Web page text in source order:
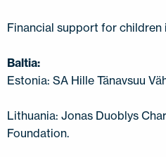
Financial support for children
Baltia:
Estonia: SA Hille Tänavsuu
Lithuania: Jonas Duoblys
Foundation.